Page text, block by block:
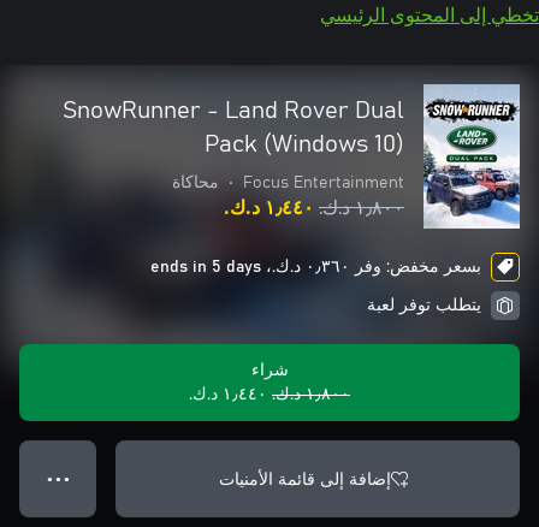
تخطي إلى المحتوى الرئيسي
SnowRunner - Land Rover Dual
Pack (Windows 10)
Focus Entertainment
• محاكاة
١٫٨٠٠ د.ك.‏ ١٫٤٤٠ د.ك.‏
بسعر مخفض: وفر ٠٫٣٦٠ د.ك.‏، ends in 5 days
يتطلب توفر لعبة
شراء
١٫٨٠٠ د.ك.‏
١٫٤٤٠ د.ك.‏
إضافة إلى قائمة الأمنيات ● ● ●